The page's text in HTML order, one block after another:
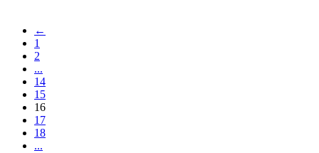
←
1
2
...
14
15
16
17
18
...